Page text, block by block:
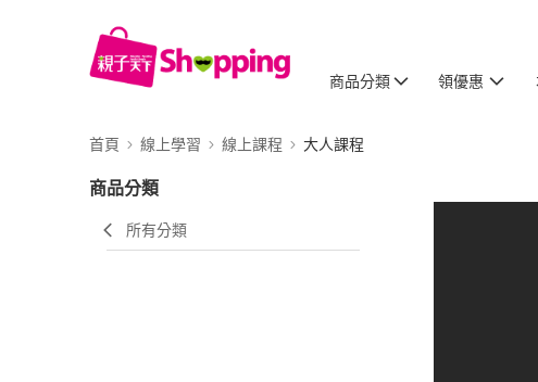
商品分類 領優惠
首頁 線上學習 線上課程 大人課程
商品分類
所有分類